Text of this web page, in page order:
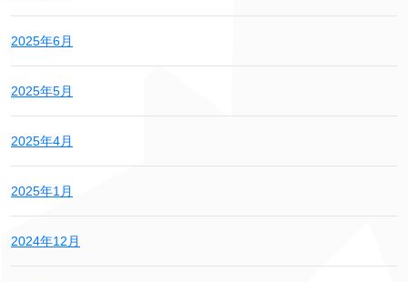
2025年6月
2025年5月
2025年4月
2025年1月
2024年12月